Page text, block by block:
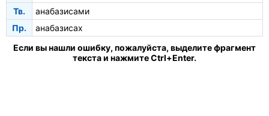
Тв.
анабазисами
Пр.
анабазисах
Если вы нашли ошибку, пожалуйста, выделите фрагмент
текста и нажмите Ctrl+Enter.